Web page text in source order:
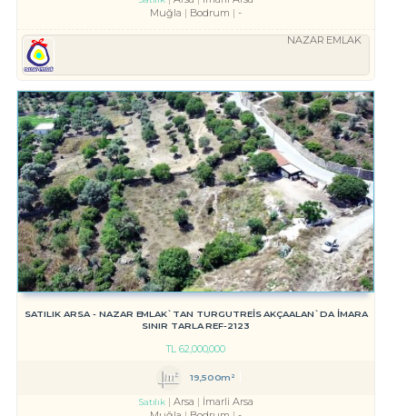
Muğla
Bodrum -
NAZAR EMLAK
SATILIK ARSA - NAZAR EMLAK`TAN TURGUTREIS AKÇAALAN`DA İMARA
SINIR TARLA REF-2123
TL62,000,000
19,500m²
Satılık Arsa
İmarli Arsa